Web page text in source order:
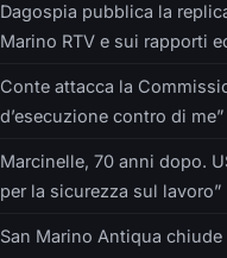
Dagospia pubblica la
Marino RTV e sui rapporti
Conte attacca la
d’esecuzione contro di me”
Marcinelle, 70 anni dopo.
per la sicurezza sul lavoro”
San Marino Antiqua